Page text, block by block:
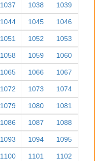
1037 1038 1039
1044 1045 1046
1051 1052 1053
1058 1059 1060
1065 1066 1067
1072 1073 1074
1079 1080 1081
1086 1087 1088
1093 1094 1095
1100 1101 1102